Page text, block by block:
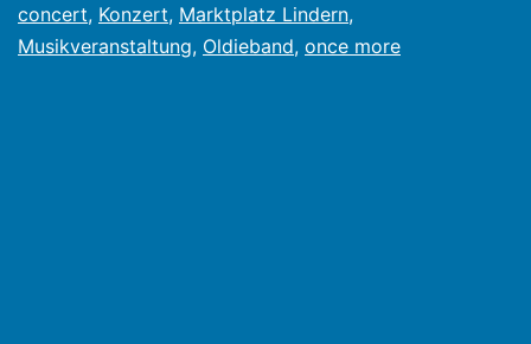
concert, Konzert, Marktplatz Lindern,
Musikveranstaltung, Oldieband, once more